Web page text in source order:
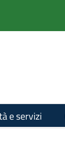
e servizi